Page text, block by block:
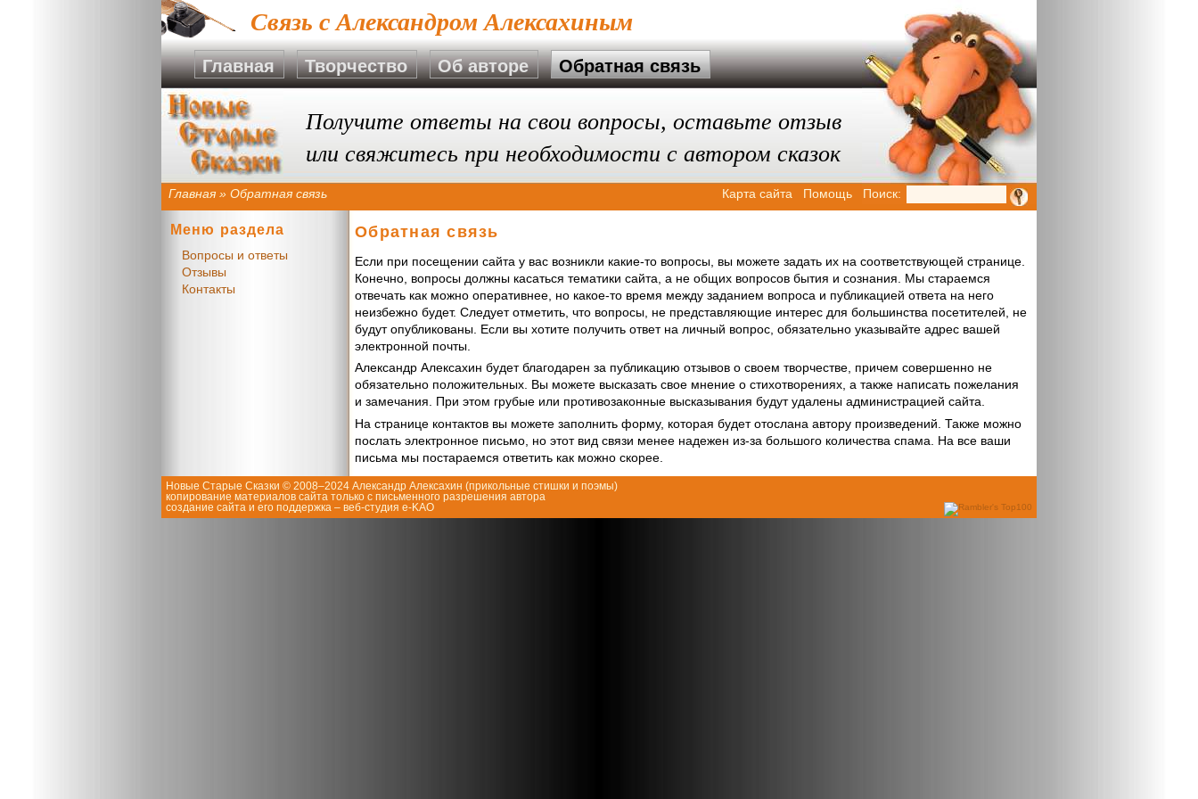
Связь с Александром Алексахиным
Главная Творчество Об авторе Обратная связь
Получите ответы на свои вопросы, оставьте отзыв
или свяжитесь при необходимости с автором сказок
Главная » Обратная связь Карта сайта Помощь Поиск:
Обратная связь
Если при посещении сайта у вас возникли какие-то вопросы, вы можете задать их на соответствующей странице.
Конечно, вопросы должны касаться тематики сайта, а не общих вопросов бытия и сознания. Мы стараемся
отвечать как можно оперативнее, но какое-то время между заданием вопроса и публикацией ответа на него
неизбежно будет. Следует отметить, что вопросы, не представляющие интерес для большинства посетителей, не
будут опубликованы. Если вы хотите получить ответ на личный вопрос, обязательно указывайте адрес вашей
электронной почты.
Александр Алексахин будет благодарен за публикацию отзывов о своем творчестве, причем совершенно не
обязательно положительных. Вы можете высказать свое мнение о стихотворениях, а также написать пожелания
и замечания. При этом грубые или противозаконные высказывания будут удалены администрацией сайта.
На странице контактов вы можете заполнить форму, которая будет отослана автору произведений. Также можно
послать электронное письмо, но этот вид связи менее надежен из-за большого количества спама. На все ваши
письма мы постараемся ответить как можно скорее.
Меню раздела
Вопросы и ответы
Отзывы
Контакты
Новые Старые Сказки © 2008–2024 Александр Алексахин (прикольные стишки и поэмы)
копирование материалов сайта только с письменного разрешения автора
создание сайта и его поддержка – веб-студия e-KAO